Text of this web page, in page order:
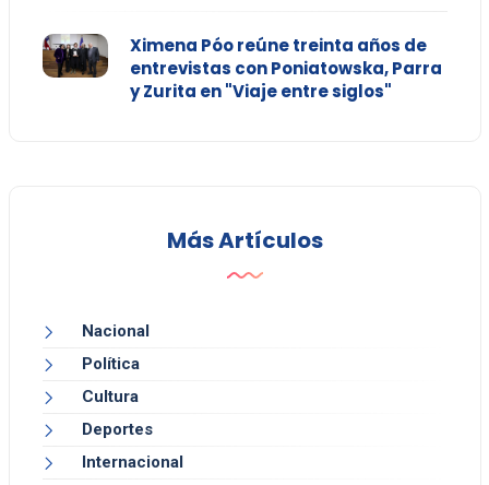
Ximena Póo reúne treinta años de
entrevistas con Poniatowska, Parra
y Zurita en "Viaje entre siglos"
Más Artículos
Nacional
Política
Cultura
Deportes
Internacional